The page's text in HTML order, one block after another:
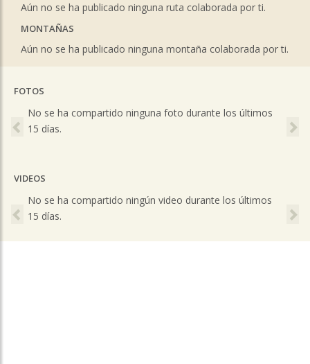
Aún no se ha publicado ninguna ruta colaborada por ti.
MONTAÑAS
Aún no se ha publicado ninguna montaña colaborada por ti.
FOTOS
No se ha compartido ninguna foto durante los últimos
15 días.
Previous
VIDEOS
No se ha compartido ningún video durante los últimos
15 días.
Previous